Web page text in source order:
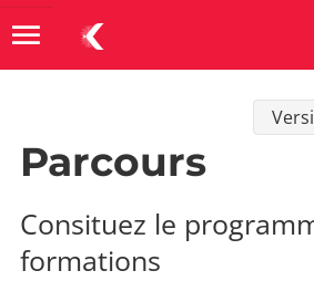
menu
Types de
Parcours
Consituez le
formations